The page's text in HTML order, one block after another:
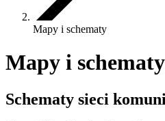
Mapy i schematy
Mapy i schematy
Schematy sieci